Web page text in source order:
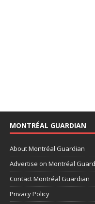
MONTRÉAL GUARDIAN
About Montréal Guardian
Advertise on Montréal
Contact Montréal Guardian
Privacy Policy